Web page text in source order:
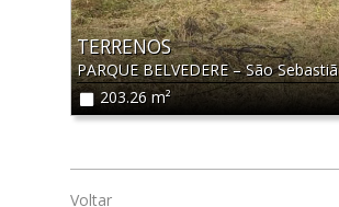
TERRENOS
PARQUE BELVEDERE–São
203.26 m²
Voltar